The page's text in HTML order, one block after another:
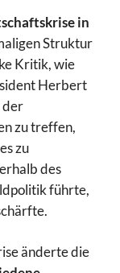
in
Struktur
Kritik, wie
Herbert
der
zu treffen,
zu
des
führte,
änderte die